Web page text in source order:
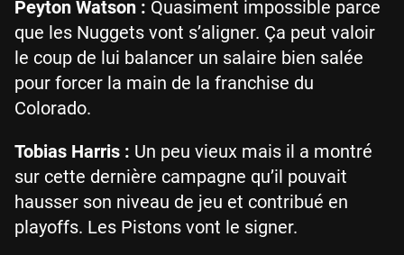
Peyton Watson : Quasiment impossible parce
que les Nuggets vont s’aligner. Ça peut valoir
le coup de lui balancer un salaire bien salée
pour forcer la main de la franchise du
Colorado.
Tobias Harris : Un peu vieux mais il a montré
sur cette dernière campagne qu’il pouvait
hausser son niveau de jeu et contribué en
playoffs. Les Pistons vont le signer.